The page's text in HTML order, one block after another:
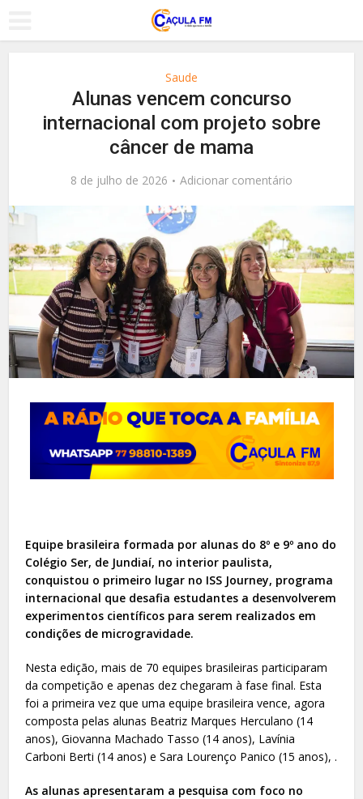
Saude
Alunas vencem concurso
internacional com projeto sobre
câncer de mama
8 de julho de 2026 Adicionar comentário
Equipe brasileira formada por alunas do 8º e 9º ano do
Colégio Ser, de Jundiaí, no interior paulista,
conquistou o primeiro lugar no ISS Journey, programa
internacional que desafia estudantes a desenvolverem
experimentos científicos para serem realizados em
condições de microgravidade.
Nesta edição, mais de 70 equipes brasileiras participaram
da competição e apenas dez chegaram à fase final. Esta
foi a primeira vez que uma equipe brasileira vence, agora
composta pelas alunas Beatriz Marques Herculano (14
anos), Giovanna Machado Tasso (14 anos), Lavínia
Carboni Berti (14 anos) e Sara Lourenço Panico (15 anos), .
As alunas apresentaram a pesquisa com foco no